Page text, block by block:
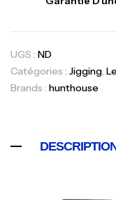
UGS : ND
Catégories : Jigging,
Brands : hunthouse